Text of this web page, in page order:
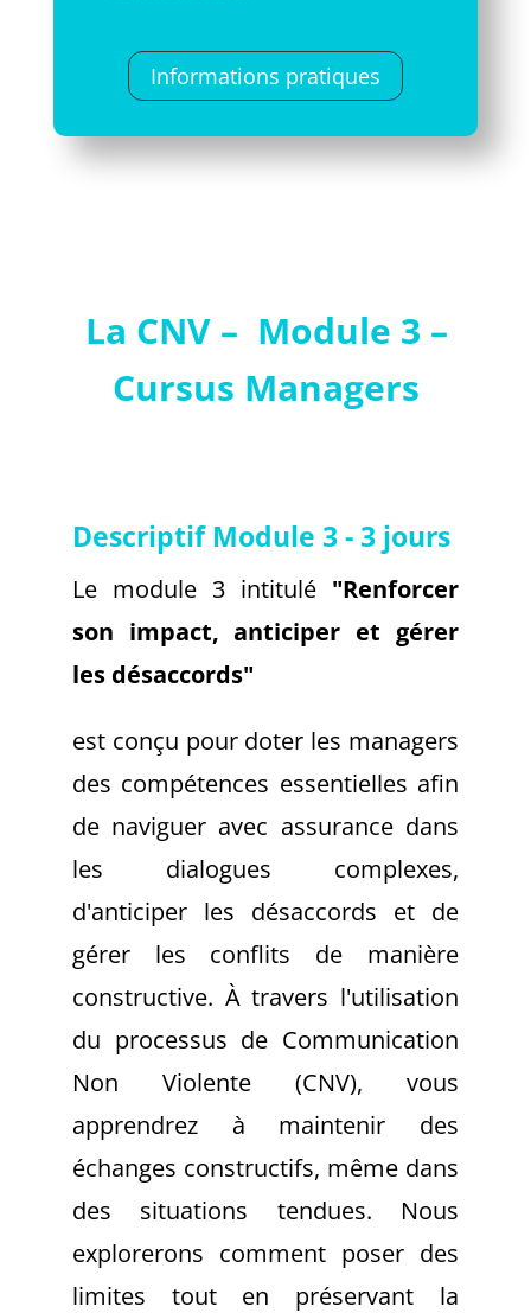
Informations pratiques
La CNV – Module 3 –
Cursus Managers
Descriptif Module 3 - 3 jours
Le module 3 intitulé "Renforcer
son impact, anticiper et gérer
les désaccords"
est conçu pour doter les managers
des compétences essentielles afin
de naviguer avec assurance dans
les dialogues complexes,
d'anticiper les désaccords et de
gérer les conflits de manière
constructive. À travers l'utilisation
du processus de Communication
Non Violente (CNV), vous
apprendrez à maintenir des
échanges constructifs, même dans
des situations tendues. Nous
explorerons comment poser des
limites tout en préservant la